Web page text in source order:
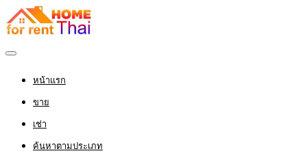
หน้าแรก
ขาย
เช่า
ค้นหาตามประเภท